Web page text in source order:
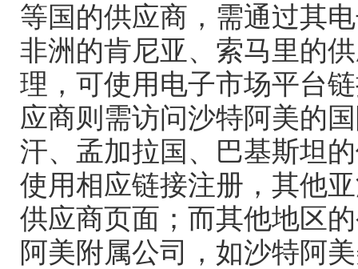
等国的供应商，需通过其
非洲的肯尼亚、索马里的
理，可使用电子市场平台
应商则需访问沙特阿美的
汗、孟加拉国、巴基斯坦
使用相应链接注册，其他
供应商页面；而其他地区
阿美附属公司，如沙特阿